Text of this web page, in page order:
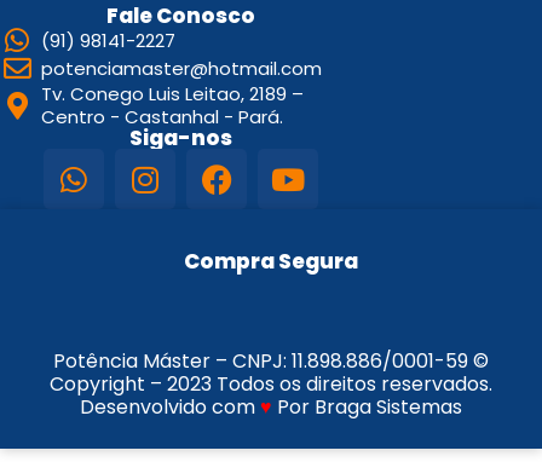
Fale Conosco
(91) 98141-2227
potenciamaster@hotmail.com
Tv. Conego Luis Leitao, 2189 –
Centro - Castanhal - Pará.
Siga-nos
Compra Segura
Potência Máster – CNPJ: 11.898.886/0001-59©
Copyright – 2023 Todos os direitos reservados.
Desenvolvido com♥ Por Braga Sistemas